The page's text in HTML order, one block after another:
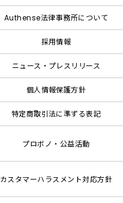
Authense法律事務所について
採用情報
ニュース・プレスリリース
個人情報保護方針
特定商取引法に準ずる表記
プロボノ・公益活動
カスタマーハラスメント対応方針